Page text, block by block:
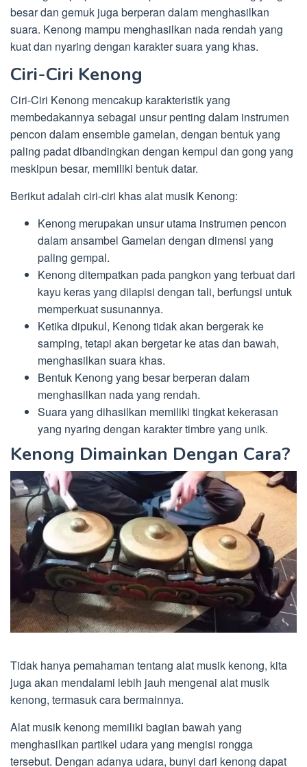
besar dan gemuk juga berperan dalam menghasilkan
suara. Kenong mampu menghasilkan nada rendah yang
kuat dan nyaring dengan karakter suara yang khas.
Ciri-Ciri Kenong
Ciri-Ciri Kenong mencakup karakteristik yang
membedakannya sebagai unsur penting dalam instrumen
pencon dalam ensemble gamelan, dengan bentuk yang
paling padat dibandingkan dengan kempul dan gong yang
meskipun besar, memiliki bentuk datar.
Berikut adalah ciri-ciri khas alat musik Kenong:
Kenong merupakan unsur utama instrumen pencon
dalam ansambel Gamelan dengan dimensi yang
paling gempal.
Kenong ditempatkan pada pangkon yang terbuat dari
kayu keras yang dilapisi dengan tali, berfungsi untuk
memperkuat susunannya.
Ketika dipukul, Kenong tidak akan bergerak ke
samping, tetapi akan bergetar ke atas dan bawah,
menghasilkan suara khas.
Bentuk Kenong yang besar berperan dalam
menghasilkan nada yang rendah.
Suara yang dihasilkan memiliki tingkat kekerasan
yang nyaring dengan karakter timbre yang unik.
Kenong Dimainkan Dengan Cara?
Tidak hanya pemahaman tentang alat musik kenong, kita
juga akan mendalami lebih jauh mengenai alat musik
kenong, termasuk cara bermainnya.
Alat musik kenong memiliki bagian bawah yang
menghasilkan partikel udara yang mengisi rongga
tersebut. Dengan adanya udara, bunyi dari kenong dapat